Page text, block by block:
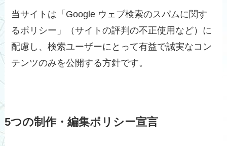
当サイトは「Google ウェブ検索のスパムに関す
るポリシー」（サイトの評判の不正使用など）に
配慮し、検索ユーザーにとって有益で誠実なコン
テンツのみを公開する方針です。
5つの制作・編集ポリシー宣言